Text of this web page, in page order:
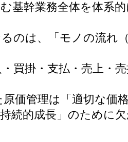
基幹業務全体を体系
のは、「モノの流れ
・買掛・支払・売上・
価管理は「適切な価
続的成長」のために